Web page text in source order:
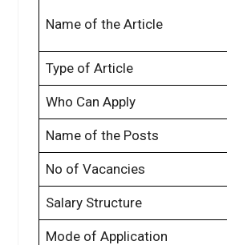
Name of the Article
Type of Article
Who Can Apply
Name of the Posts
No of Vacancies
Salary Structure
Mode of Application